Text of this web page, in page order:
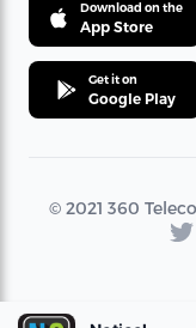
Download on the
App Store
Get it on
Google Play
© 2021 360